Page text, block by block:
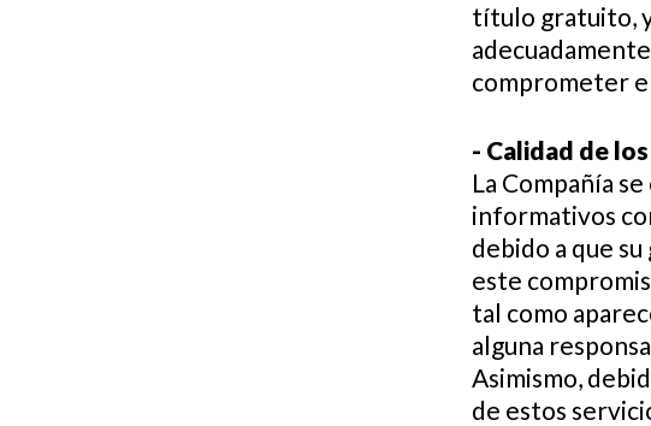
título gratuito,
comprometer
- Calidad de
La Compañía
informativos
debido a que
este
tal como
alguna
Asimismo,
de estos